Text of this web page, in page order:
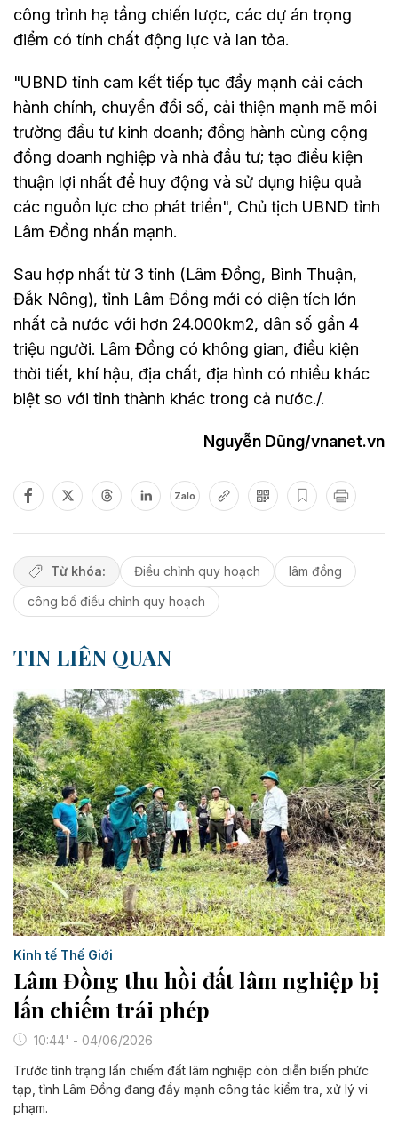
công trình hạ tầng chiến lược, các dự án trọng
điểm có tính chất động lực và lan tỏa.
"UBND tỉnh cam kết tiếp tục đẩy mạnh cải cách
hành chính, chuyển đổi số, cải thiện mạnh mẽ môi
trường đầu tư kinh doanh; đồng hành cùng cộng
đồng doanh nghiệp và nhà đầu tư; tạo điều kiện
thuận lợi nhất để huy động và sử dụng hiệu quả
các nguồn lực cho phát triển", Chủ tịch UBND tỉnh
Lâm Đồng nhấn mạnh.
Sau hợp nhất từ 3 tỉnh (Lâm Đồng, Bình Thuận,
Đắk Nông), tỉnh Lâm Đồng mới có diện tích lớn
nhất cả nước với hơn 24.000km2, dân số gần 4
triệu người. Lâm Đồng có không gian, điều kiện
thời tiết, khí hậu, địa chất, địa hình có nhiều khác
biệt so với tỉnh thành khác trong cả nước./.
Nguyễn Dũng/vnanet.vn
Zalo
Từ khóa: Điều chỉnh quy hoạch
lâm đồng
công bố điều chỉnh quy hoạch
TIN LIÊN QUAN
Kinh tế Thế Giới
Lâm Đồng thu hồi đất lâm nghiệp bị
lấn chiếm trái phép
10:44' - 04/06/2026
Trước tình trạng lấn chiếm đất lâm nghiệp còn diễn biến phức
tạp, tỉnh Lâm Đồng đang đẩy mạnh công tác kiểm tra, xử lý vi
phạm.